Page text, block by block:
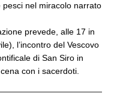
nel miracolo narrato
prevede, alle 17 in
l’incontro del Vescovo
di San Siro in
con i sacerdoti.